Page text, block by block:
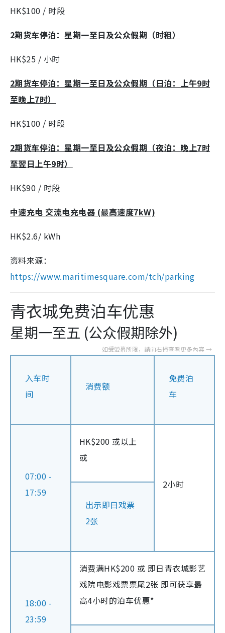
HK$100 / 时段
2期货车停泊：星期一至日及公众假期（时租）
HK$25 / 小时
2期货车停泊：星期一至日及公众假期（日泊：上午9时
至晚上7时）
HK$100 / 时段
2期货车停泊：星期一至日及公众假期（夜泊：晚上7时
至翌日上午9时）
HK$90 / 时段
中速充电 交流电充电器 (最高速度7kW)
HK$2.6/ kWh
资料来源：
https://www.maritimesquare.com/tch/parking
青衣城免费泊车优惠
星期一至五 (公众假期除外)
入车时
间
消费额
免费泊
车
07:00 -
17:59
HK$200 或以上
或
2小时
出示即日戏票
2张
18:00 -
23:59
消费满HK$200 或 即日青衣城影艺
戏院电影戏票票尾2张 即可获享最
高4小时的泊车优惠*